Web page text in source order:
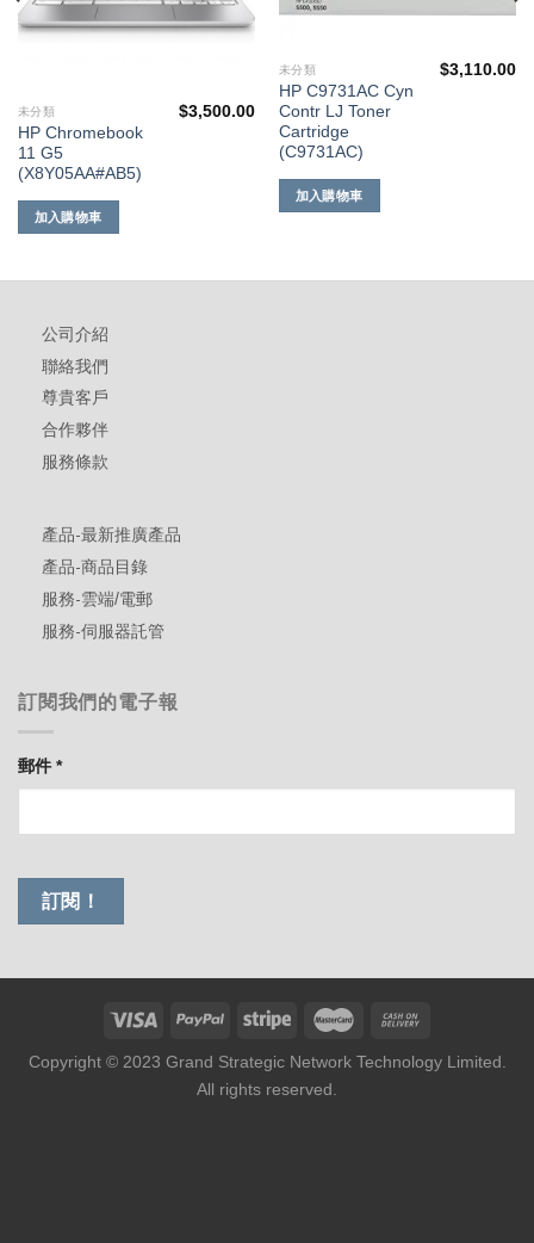
未分類
HP Chromebook
11 G5
(X8Y05AA#AB5)
$3,500.00
加入購物車
未分類
HP C9731AC Cyn
Contr LJ Toner
Cartridge
(C9731AC)
$3,110.00
加入購物車
公司介紹
聯絡我們
尊貴客戶
合作夥伴
服務條款
產品-最新推廣產品
產品-商品目錄
服務-雲端/電郵
服務-伺服器託管
訂閱我們的電子報
郵件*
Copyright © 2023 Grand Strategic Network Technology Limited.
All rights reserved.